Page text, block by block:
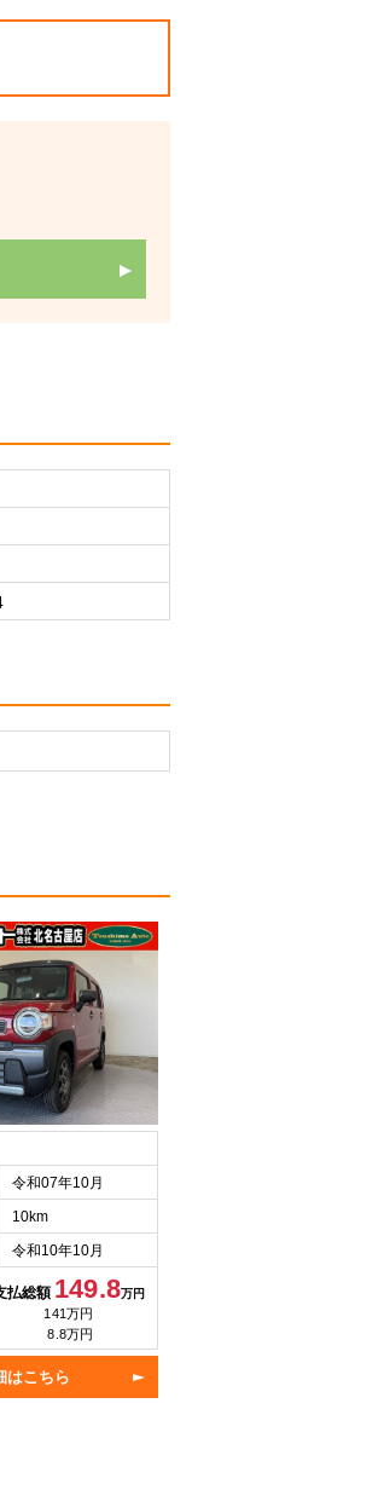
令和07年10月
10km
令和10年10月
払総額 149.8万円
141万円
8.8万円
はこちら